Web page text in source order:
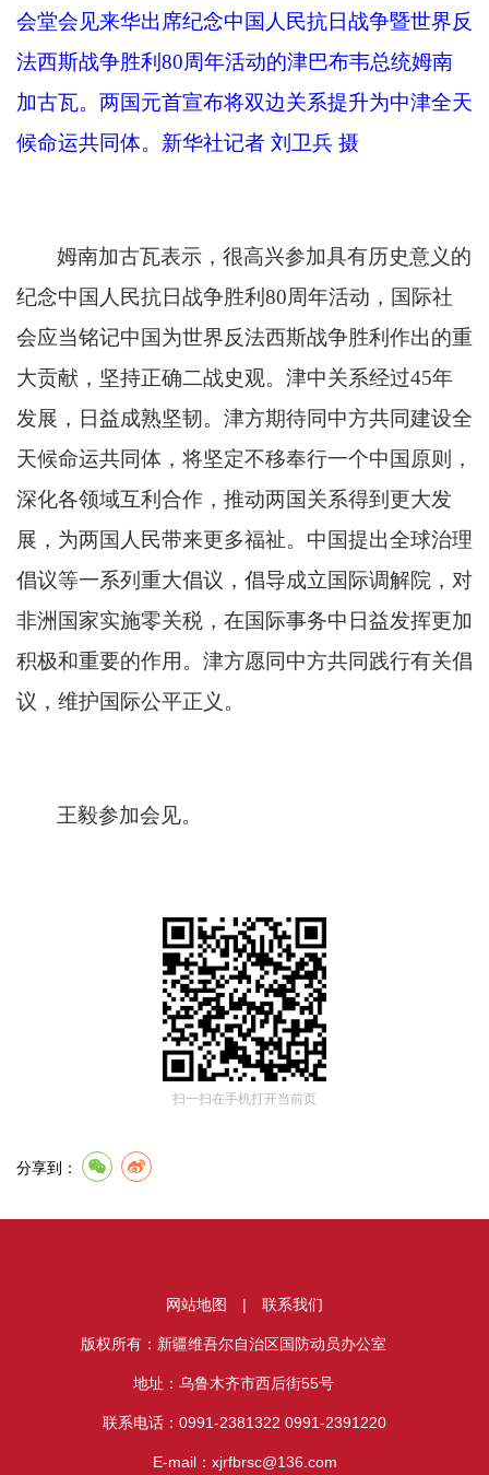
会堂会见来华出席纪念中国人民抗日战争暨世界反
法西斯战争胜利80周年活动的津巴布韦总统姆南
加古瓦。两国元首宣布将双边关系提升为中津全天
候命运共同体。新华社记者 刘卫兵 摄
姆南加古瓦表示，很高兴参加具有历史意义的
纪念中国人民抗日战争胜利 80周年活动，国际社
会应当铭记中国为世界反法西斯战争胜利作出的重
大贡献，坚持正确二战史观。津中关系经过45年
发展，日益成熟坚韧。津方期待同中方共同建设全
天候命运共同体，将坚定不移奉行一个中国原则，
深化各领域互利合作，推动两国关系得到更大发
展，为两国人民带来更多福祉。中国提出全球治理
倡议等一系列重大倡议，倡导成立国际调解院，对
非洲国家实施零关税，在国际事务中日益发挥更加
积极和重要的作用。津方愿同中方共同践行有关倡
议，维护国际公平正义。
王毅参加会见。
扫一扫在手机打开当前页
分享到：
网站地图 | 联系我们
版权所有：新疆维吾尔自治区国防动员办公室
地址：乌鲁木齐市西后街55号
联系电话：0991-2381322 0991-2391220
E-mail：xjrfbrsc@136.com